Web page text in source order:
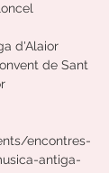
d'Alaior
de Sant
encontres-
antiga-